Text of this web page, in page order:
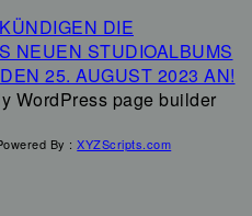
DIE
NEUEN STUDIOALBUMS
25. AUGUST 2023 AN!
WordPress page builder
By :XYZScripts.com